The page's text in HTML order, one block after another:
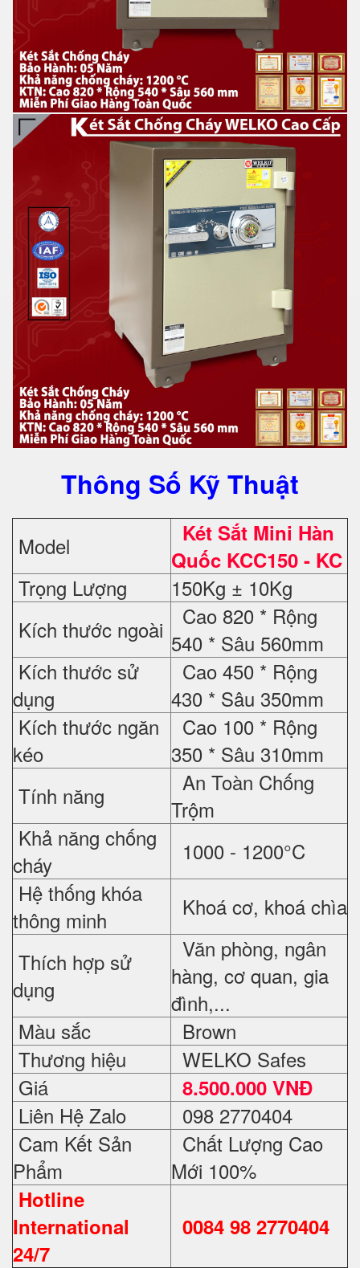
Thông Số Kỹ Thuật
Model
Két Sắt Mini Hàn
Quốc KCC150 - KC
Trọng Lượng
150Kg ± 10Kg
Kích thước ngoài
Cao 820 * Rộng
540 * Sâu 560mm
Kích thước sử
dụng
Cao 450 * Rộng
430 * Sâu 350mm
Kích thước ngăn
kéo
Cao 100 * Rộng
350 * Sâu 310mm
Tính năng
An Toàn Chống
Trộm
Khả năng chống
cháy
1000 - 1200°C
Hệ thống khóa
thông minh
Khoá cơ, khoá chìa
Thích hợp sử
dụng
Văn phòng, ngân
hàng, cơ quan, gia
đình,...
Màu sắc
Brown
Thương hiệu
WELKO Safes
Giá
8.500.000 VNĐ
Liên Hệ Zalo
098 2770404
Cam Kết Sản
Phẩm
Chất Lượng Cao
Mới 100%
Hotline
International
24/7
0084 98 2770404